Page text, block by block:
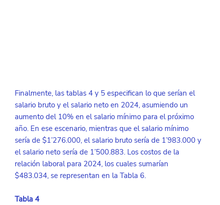
Finalmente, las tablas 4 y 5 especifican lo que serían el
salario bruto y el salario neto en 2024, asumiendo un
aumento del 10% en el salario mínimo para el próximo
año. En ese escenario, mientras que el salario mínimo
sería de $1’276.000, el salario bruto sería de 1’983.000 y
el salario neto sería de 1’500.883. Los costos de la
relación laboral para 2024, los cuales sumarían
$483.034, se representan en la Tabla 6.
Tabla 4